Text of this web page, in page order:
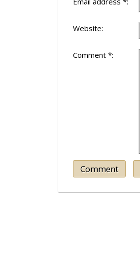
Website:
Comment *:
Comment